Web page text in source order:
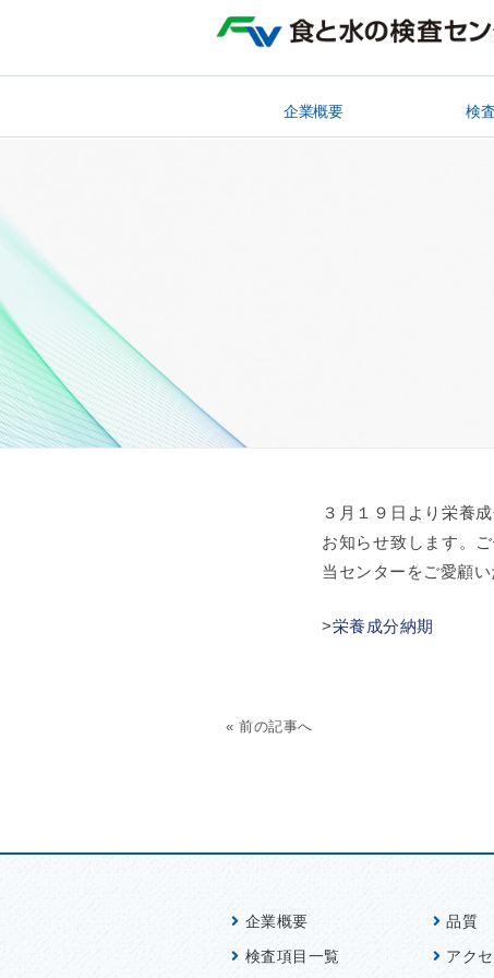
企業概要
理事長挨拶
企業理念
企業スローガン
施設概要
沿革
事業登録
加入学会
関連団体
資格取得
検
食品検査
衛生検査
飲料水検
環境検査
医薬品試
３月１９日より栄養
お知らせ致します。
当センターをご愛顧
>栄養成分納期
« 前の記事へ
企業概要
検査項目一覧
品質
アク